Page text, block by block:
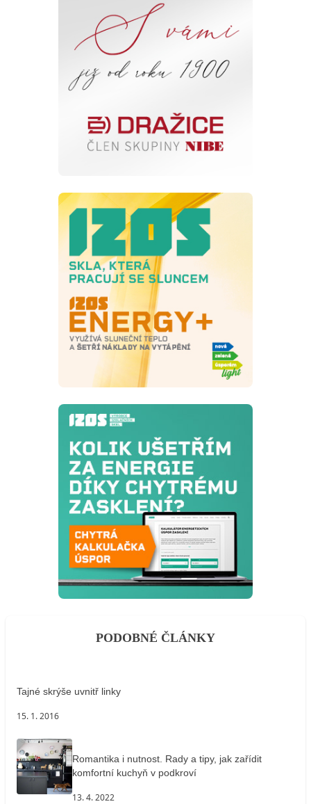
PODOBNÉ ČLÁNKY
Tajné skrýše uvnitř linky
15. 1. 2016
Romantika i nutnost. Rady a tipy, jak zařídit
komfortní kuchyň v podkroví
13. 4. 2022